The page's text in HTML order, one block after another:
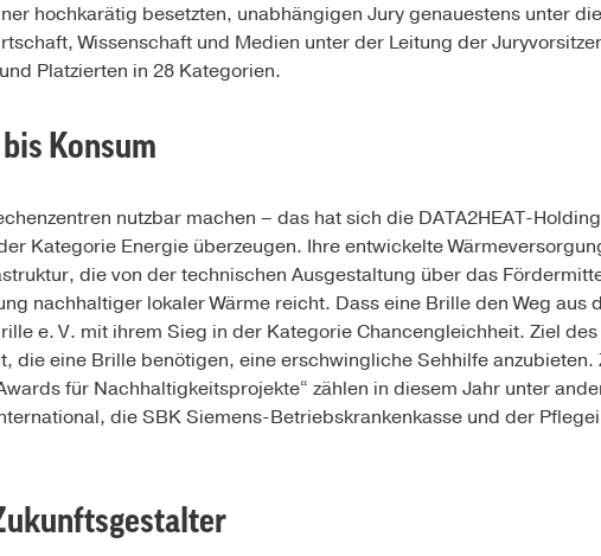
hochkarätig besetzten, unabhängigen Jury genauestens unter
Wissenschaft und Medien unter der Leitung der
Platzierten in 28 Kategorien.
Konsum
nutzbar machen – das hat sich die DATA2HEAT-
Kategorie Energie überzeugen. Ihre entwickelte
die von der technischen Ausgestaltung über das
nachhaltiger lokaler Wärme reicht. Dass eine Brille den Weg aus
e. V. mit ihrem Sieg in der Kategorie Chancengleichheit. Ziel
die eine Brille benötigen, eine erschwingliche Sehhilfe anzubieten.
für Nachhaltigkeitsprojekte“ zählen in diesem Jahr unter
die SBK Siemens-Betriebskrankenkasse und der